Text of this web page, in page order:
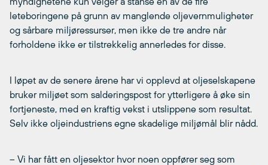
leteboringene på grunn av manglende oljevernmuligheter
og sårbare miljøressurser, men ikke de tre andre når
forholdene ikke er tilstrekkelig annerledes for disse.
I løpet av de senere årene har vi opplevd at oljeselskapene
bruker miljøet som salderingspost for ytterligere å øke sin
fortjeneste, med en kraftig vekst i utslippene som resultat.
Selv ikke oljeindustriens egne skadelige miljømål blir nådd.
– Vi har fått en oljesektor hvor noen oppfører seg som